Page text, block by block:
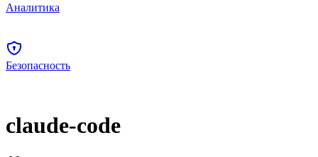
Аналитика
Безопасность
claude-code